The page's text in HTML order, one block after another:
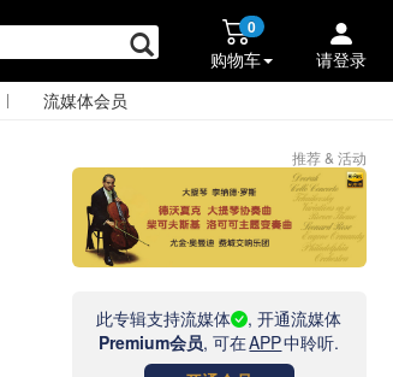
0
购物车 请登录
| 流媒体会员
推荐 & 活动
此专辑支持流媒体
, 开通流媒体
Premium会员, 可在APP中聆听.